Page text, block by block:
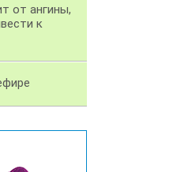
от ангины,
к